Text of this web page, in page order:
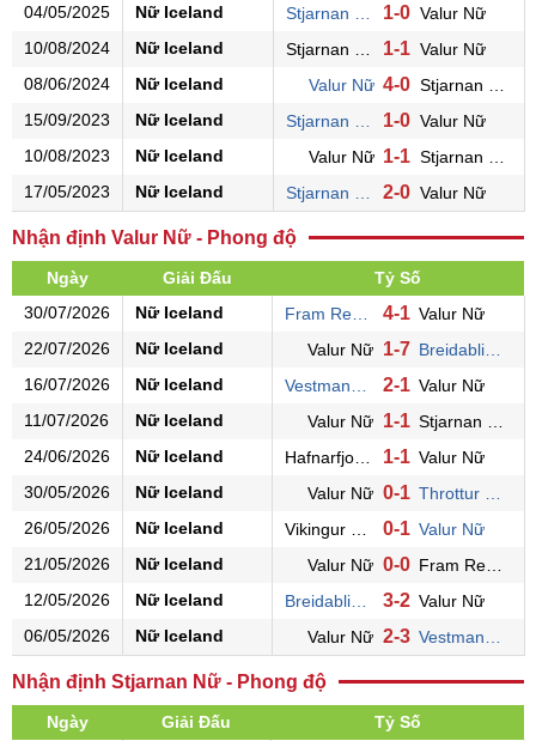
04/05/2025
Nữ Iceland 1-0 Valur Nữ
10/08/2024
Nữ Iceland 1-1 Valur Nữ
08/06/2024
Nữ Iceland Valur Nữ 4-0
15/09/2023
Nữ Iceland 1-0 Valur Nữ
10/08/2023
Nữ Iceland Valur Nữ 1-1
17/05/2023
Nữ Iceland 2-0 Valur Nữ
Nhận định Valur Nữ - Phong độ
Ngày Giải Đấu
Tỷ Số
30/07/2026
Nữ Iceland 4-1 Valur Nữ
22/07/2026
Nữ Iceland Valur Nữ 1-7
16/07/2026
Nữ Iceland 2-1 Valur Nữ
11/07/2026
Nữ Iceland Valur Nữ 1-1
24/06/2026
Nữ Iceland 1-1 Valur Nữ
30/05/2026
Nữ Iceland Valur Nữ 0-1
26/05/2026
Nữ Iceland 0-1 Valur Nữ
21/05/2026
Nữ Iceland Valur Nữ 0-0
12/05/2026
Nữ Iceland 3-2 Valur Nữ
06/05/2026
Nữ Iceland Valur Nữ 2-3
Nhận định Stjarnan Nữ - Phong độ
Ngày Giải Đấu
Tỷ Số